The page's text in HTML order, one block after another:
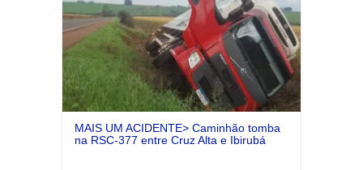
MAIS UM ACIDENTE> Caminhão tomba
na RSC-377 entre Cruz Alta e Ibirubá